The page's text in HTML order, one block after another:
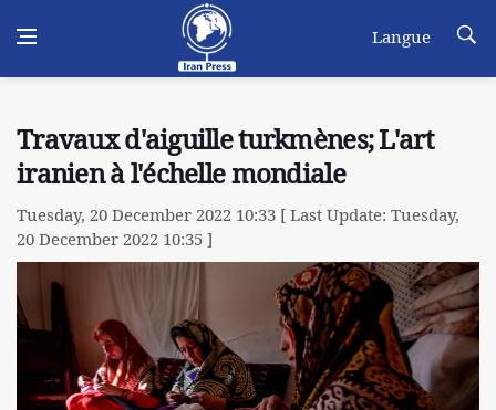
Langue
Travaux d'aiguille turkmènes; L'art
iranien à l'échelle mondiale
Tuesday, 20 December 2022 10:33 [ Last Update: Tuesday,
20 December 2022 10:35 ]